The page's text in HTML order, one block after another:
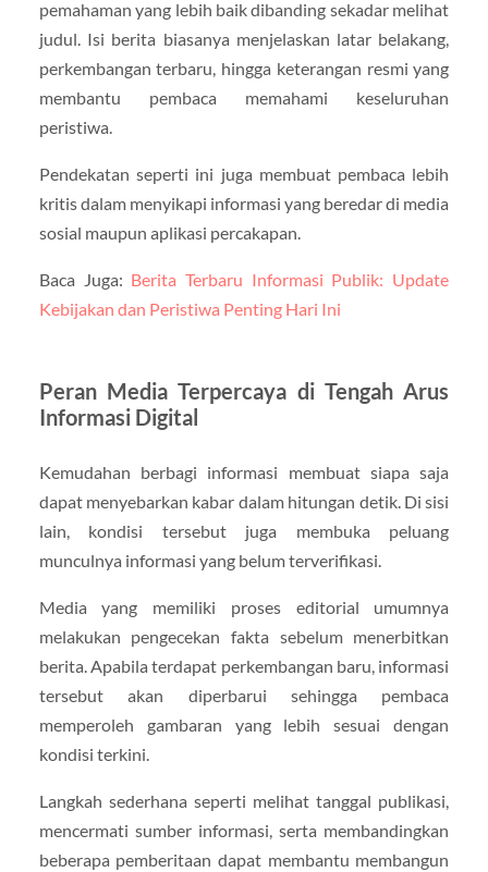
pemahaman yang lebih baik dibanding sekadar melihat
judul. Isi berita biasanya menjelaskan latar belakang,
perkembangan terbaru, hingga keterangan resmi yang
membantu pembaca memahami keseluruhan
peristiwa.
Pendekatan seperti ini juga membuat pembaca lebih
kritis dalam menyikapi informasi yang beredar di media
sosial maupun aplikasi percakapan.
Baca Juga: Berita Terbaru Informasi Publik: Update
Kebijakan dan Peristiwa Penting Hari Ini
Peran Media Terpercaya di Tengah Arus
Informasi Digital
Kemudahan berbagi informasi membuat siapa saja
dapat menyebarkan kabar dalam hitungan detik. Di sisi
lain, kondisi tersebut juga membuka peluang
munculnya informasi yang belum terverifikasi.
Media yang memiliki proses editorial umumnya
melakukan pengecekan fakta sebelum menerbitkan
berita. Apabila terdapat perkembangan baru, informasi
tersebut akan diperbarui sehingga pembaca
memperoleh gambaran yang lebih sesuai dengan
kondisi terkini.
Langkah sederhana seperti melihat tanggal publikasi,
mencermati sumber informasi, serta membandingkan
beberapa pemberitaan dapat membantu membangun